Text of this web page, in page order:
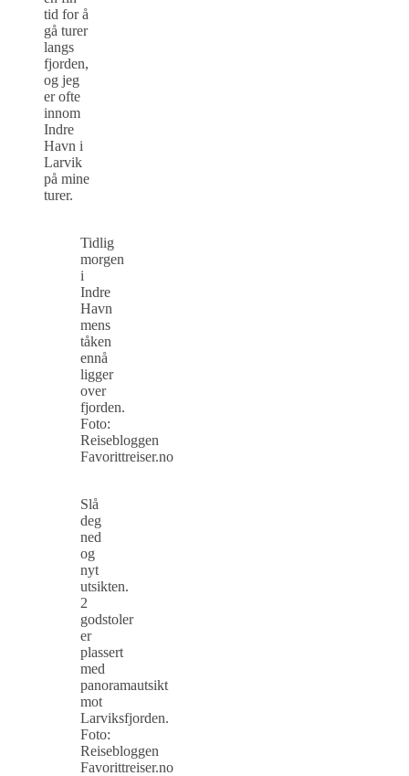
tid for å
gå turer
langs
fjorden,
og jeg
er ofte
innom
Indre
Havn i
Larvik
på mine
turer.
Tidlig
morgen
i
Indre
Havn
mens
tåken
ennå
ligger
over
fjorden.
Foto:
Reisebloggen
Favorittreiser.no
Slå
deg
ned
og
nyt
utsikten.
2
godstoler
er
plassert
med
panoramautsikt
mot
Larviksfjorden.
Foto:
Reisebloggen
Favorittreiser.no